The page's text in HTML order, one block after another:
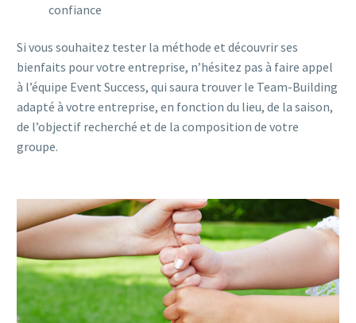
confiance
Si vous souhaitez tester la méthode et découvrir ses
bienfaits pour votre entreprise, n’hésitez pas à faire appel
à l’équipe Event Success, qui saura trouver le Team-Building
adapté à votre entreprise, en fonction du lieu, de la saison,
de l’objectif recherché et de la composition de votre
groupe.